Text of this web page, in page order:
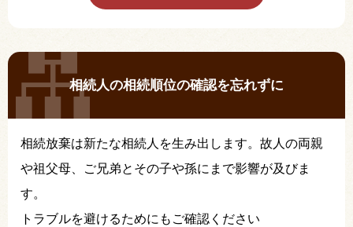
相続人の相続順位の確認を忘れずに
相続放棄は新たな相続人を生み出します。故人の両親
や祖父母、ご兄弟とその子や孫にまで影響が及びま
す。
トラブルを避けるためにもご確認ください